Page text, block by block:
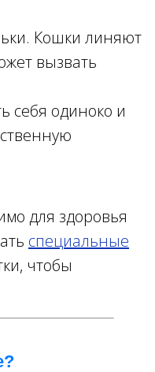
Кошки линяют
вызвать
себя одиноко и
для здоровья
специальные
чтобы